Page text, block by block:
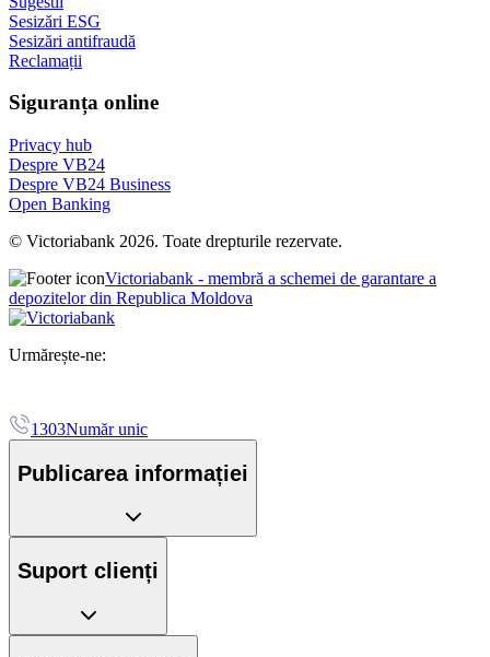
Sesizări ESG
Sesizări antifraudă
Reclamații
Siguranța online
Privacy hub
Despre VB24
Despre VB24 Business
Open Banking
© Victoriabank 2026. Toate drepturile rezervate.
Victoriabank - membră a schemei de garantare a
depozitelor din Republica Moldova
Urmărește-ne:
1303Număr unic
Publicarea informației
Suport clienți